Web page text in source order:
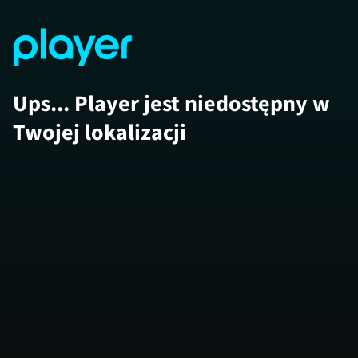
Ups... Player jest niedostępny w
Twojej lokalizacji